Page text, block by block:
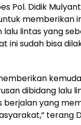
Pol. Didik
memberikan
lintas yang
ini sudah bisa
dibidang lalu
berjalan yang
terang